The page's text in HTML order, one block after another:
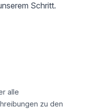
Schritt.
alle
zu den